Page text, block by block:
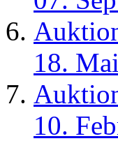
18.
10.